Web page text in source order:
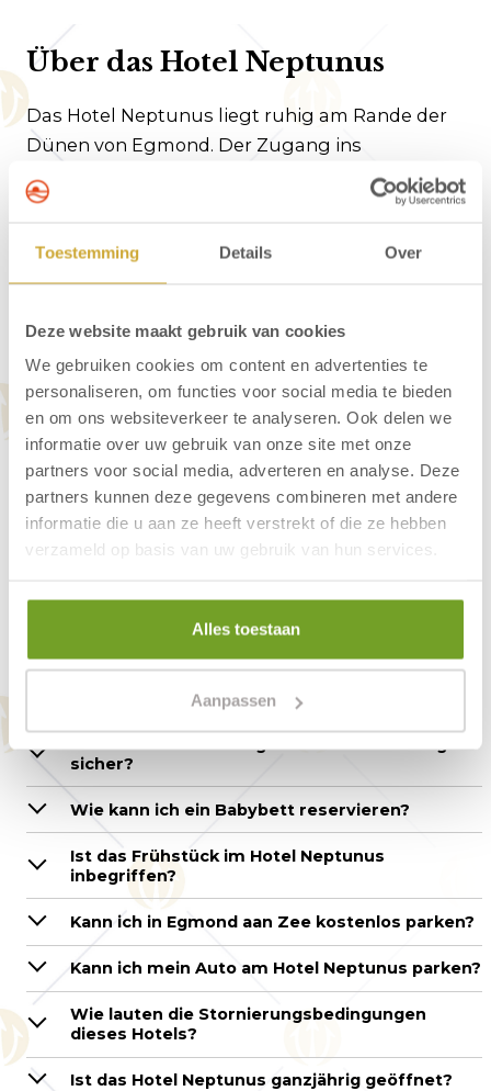
Toestemming Details Over
Deze website maakt gebruik van cookies
We gebruiken cookies om content en advertenties te
personaliseren, om functies voor social media te bieden
en om ons websiteverkeer te analyseren. Ook delen we
informatie over uw gebruik van onze site met onze
partners voor social media, adverteren en analyse. Deze
partners kunnen deze gegevens combineren met andere
informatie die u aan ze heeft verstrekt of die ze hebben
verzameld op basis van uw gebruik van hun services.
Alles toestaan
Aanpassen
Über das Hotel Neptunus
Das Hotel Neptunus liegt ruhig am Rande der
Dünen von Egmond. Der Zugang ins
Wandergebiet ist nur 60 Meter vom Hotel
entfernt. Das gemütliche Dorfzentrum ist 450
Hotel entfernt. Im gemütlichen
einem köstlichen Frühstück beginnen.
Fragen zu Arrangements
- Hotel Neptunus
Wie sind die Check-in- und Check-out-Zeiten
Wie kann ich reservieren?
sicher?
Wie kann ich ein Babybett reservieren?
Ist das Frühstück im Hotel Neptunus
inbegriffen?
Kann ich in Egmond aan Zee kostenlos parken?
Kann ich mein Auto am Hotel Neptunus parken?
Wie lauten die Stornierungsbedingungen
dieses Hotels?
Ist das Hotel Neptunus ganzjährig geöffnet?